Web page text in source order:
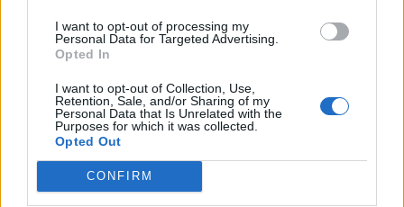
I want to opt-out of processing my
Personal Data for Targeted Advertising.
Opted In
I want to opt-out of Collection, Use,
Retention, Sale, and/or Sharing of my
Personal Data that Is Unrelated with the
Purposes for which it was collected.
Opted Out
CONFIRM